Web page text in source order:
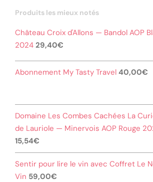
Produits les mieux notés
Château Croix d'Allons — Bandol AOP
2024 29,40€
Abonnement My Tasty Travel 40,00€
Domaine Les Combes Cachées La
de Lauriole — Minervois AOP Rouge
15,54€
Sentir pour lire le vin avec Coffret Le
Vin 59,00€